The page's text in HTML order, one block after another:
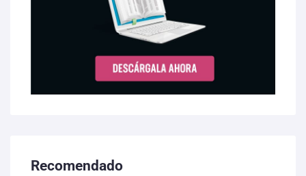
Recomendado